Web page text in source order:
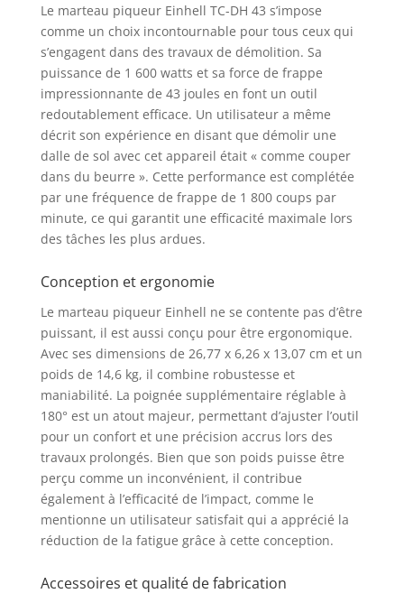
maison et le jardin. Le
mandrin hexagonal
SDS permet un
changement d’outil
facile et rapide. La
poignée auxiliaire peut
pivoter de 180°,
permettant au
marteau démolisseur
de s’adapter en toute
flexibilité à n’importe
quelle position de
travail. Robuste et
démolisseur est conçu
fonctionnement
continu dans des
conditions difficiles.
Vendu avec un
pointeau et un burin
plat, le marteau
démolisseur est
immédiatement
opérationnel. L’outil
est vendu dans sa
mallette de transport
et de rangement très
pratique.
Le marteau piqueur Einhell TC-DH 43 s’impose
comme un choix incontournable pour tous ceux qui
s’engagent dans des travaux de démolition. Sa
puissance de 1 600 watts et sa force de frappe
impressionnante de 43 joules en font un outil
redoutablement efficace. Un utilisateur a même
décrit son expérience en disant que démolir une
dalle de sol avec cet appareil était « comme couper
dans du beurre ». Cette performance est complétée
par une fréquence de frappe de 1 800 coups par
minute, ce qui garantit une efficacité maximale lors
des tâches les plus ardues.
Conception et ergonomie
Le marteau piqueur Einhell ne se contente pas d’être
puissant, il est aussi conçu pour être ergonomique.
Avec ses dimensions de 26,77 x 6,26 x 13,07 cm et un
poids de 14,6 kg, il combine robustesse et
maniabilité. La poignée supplémentaire réglable à
180° est un atout majeur, permettant d’ajuster l’outil
pour un confort et une précision accrus lors des
travaux prolongés. Bien que son poids puisse être
perçu comme un inconvénient, il contribue
également à l’efficacité de l’impact, comme le
mentionne un utilisateur satisfait qui a apprécié la
réduction de la fatigue grâce à cette conception.
Accessoires et qualité de fabrication